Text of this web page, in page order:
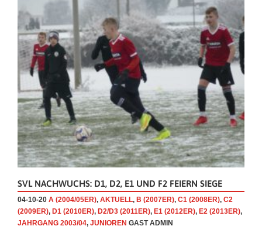
SVL NACHWUCHS: D1, D2, E1 UND F2 FEIERN SIEGE
04-10-20 A (2004/05ER), AKTUELL, B (2007ER), C1 (2008ER), C2
(2009ER), D1 (2010ER), D2/D3 (2011ER), E1 (2012ER), E2 (2013ER),
JAHRGANG 2003/04, JUNIOREN GAST ADMIN